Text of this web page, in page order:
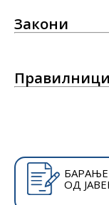
Закони
Правилници
ОД